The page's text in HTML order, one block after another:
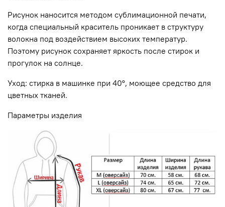
Рисунок наносится методом сублимационной печати,
когда специальный краситель проникает в структуру
волокна под воздействием высоких температур.
Поэтому рисунок сохраняет яркость после стирок и
прогулок на солнце.
Уход: стирка в машинке при 40°, моющее средство для
цветных тканей.
Параметры изделия